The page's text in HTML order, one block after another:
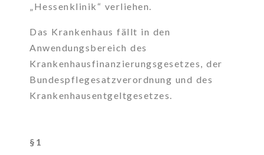
„Hessenklinik“ verliehen.
Das Krankenhaus fällt in den
Anwendungsbereich des
Krankenhausfinanzierungsgesetzes, der
Bundespflegesatzverordnung und des
Krankenhausentgeltgesetzes.
§1